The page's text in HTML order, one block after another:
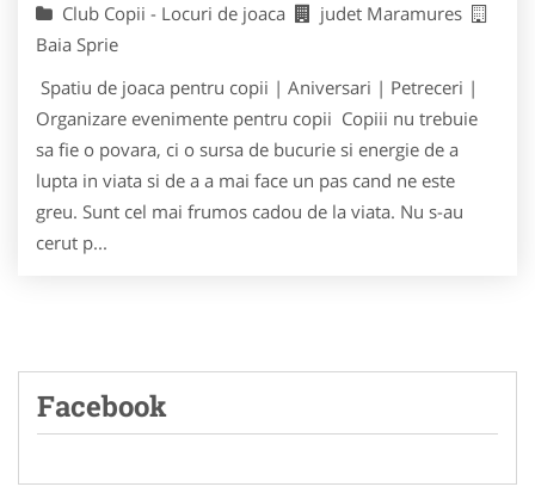
Club Copii - Locuri de joaca
judet Maramures
Baia Sprie
Spatiu de joaca pentru copii | Aniversari | Petreceri |
Organizare evenimente pentru copii Copiii nu trebuie
sa fie o povara, ci o sursa de bucurie si energie de a
lupta in viata si de a a mai face un pas cand ne este
greu. Sunt cel mai frumos cadou de la viata. Nu s-au
cerut p...
Facebook